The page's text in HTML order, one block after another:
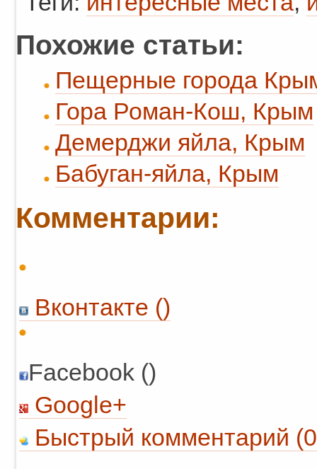
Похожие статьи:
Пещерные города
Гора Роман-Кош, Крым
Демерджи яйла, Крым
Бабуган-яйла, Крым
Комментарии:
Вконтакте ()
Facebook ()
Google+
Быстрый комментарий